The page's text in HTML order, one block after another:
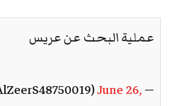
عملية البحث عن عريس
— al.shaikh (@AlZeerS48750019)
June 26,